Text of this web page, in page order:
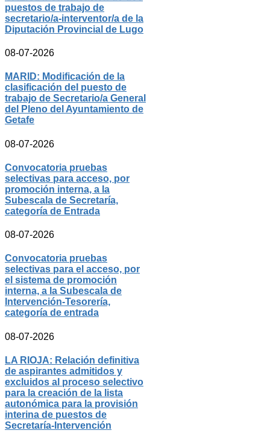
puestos de trabajo de
secretario/a-interventor/a de la
Diputación Provincial de Lugo
08-07-2026
MARID: Modificación de la
clasificación del puesto de
trabajo de Secretario/a General
del Pleno del Ayuntamiento de
Getafe
08-07-2026
Convocatoria pruebas
selectivas para acceso, por
promoción interna, a la
Subescala de Secretaría,
categoría de Entrada
08-07-2026
Convocatoria pruebas
selectivas para el acceso, por
el sistema de promoción
interna, a la Subescala de
Intervención-Tesorería,
categoría de entrada
08-07-2026
LA RIOJA: Relación definitiva
de aspirantes admitidos y
excluidos al proceso selectivo
para la creación de la lista
autonómica para la provisión
interina de puestos de
Secretaría-Intervención